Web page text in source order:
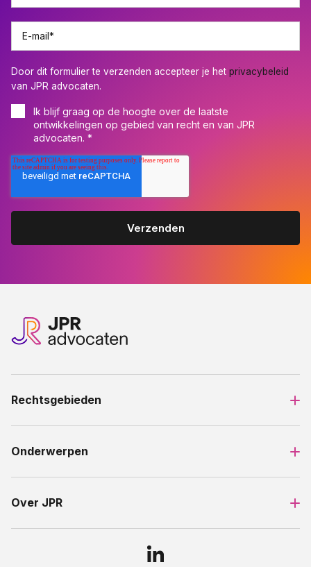
E-mail*
Door dit formulier te verzenden accepteer je het privacybeleid
van JPR advocaten.
Ik blijf graag op de hoogte over de laatste
ontwikkelingen op gebied van recht en van JPR
advocaten. *
Rechtsgebieden
Onderwerpen
Over JPR